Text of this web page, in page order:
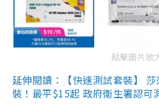
點擊圖片放
延伸閱讀：【快速測試套裝】
裝！最平$15起 政府衛生署認可